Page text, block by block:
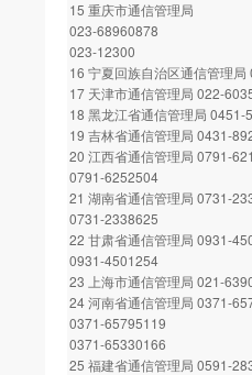
15 重庆市通信管理局
023-68960878
023-12300
16 宁夏回族自治区通信管理
17 天津市通信管理局 022-
18 黑龙江省通信管理局 0451-
19 吉林省通信管理局 0431-
20 江西省通信管理局 0791-
0791-6252504
21 湖南省通信管理局 0731-
0731-2338625
22 甘肃省通信管理局 0931-
0931-4501254
23 上海市通信管理局 021-
24 河南省通信管理局 0371-
0371-65795119
0371-65330166
25 福建省通信管理局 0591-